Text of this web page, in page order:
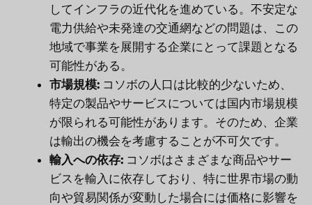
してインフラの近代化を進めている。不安定な
電力供給や未発達の交通網などの問題は、この
地域で事業を展開する企業にとって課題となる
可能性がある。
市場規模: コソボの人口は比較的少ないため、
特定の製品やサービスについては国内市場規模
が限られる可能性があります。そのため、企業
は輸出の機会を考慮することが不可欠です。
輸入への依存: コソボはさまざまな商品やサー
ビスを輸入に依存しており、特に世界市場の動
向や貿易関係が変動した場合には価格に影響を